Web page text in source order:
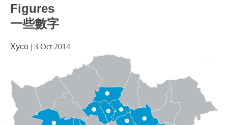
Figures
一些數字
Xyco | 3 Oct 2014